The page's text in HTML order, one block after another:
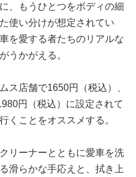
、もうひとつをボディの細
使い分けが想定されてい
を愛する者たちのリアルな
うかがえる。
ス店舗で1650円（税込）、
円（税込）に設定されて
くことをオススメする。
リーナーとともに愛車を洗
滑らかな手応えと、拭き上